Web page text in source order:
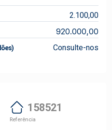
2.100,00
920.000,00
Consulte-nos
158521
Referência